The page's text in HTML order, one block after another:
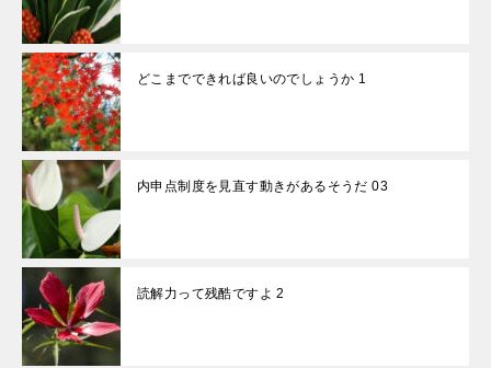
どこまでできれば良いのでしょうか 1
内申点制度を見直す動きがあるそうだ 03
読解力って残酷ですよ 2